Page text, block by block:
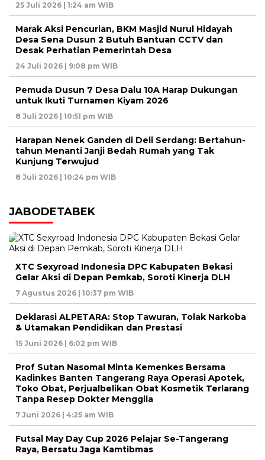
25 Juli 2026 | 1:24 am WIB
Marak Aksi Pencurian, BKM Masjid Nurul Hidayah
Desa Sena Dusun 2 Butuh Bantuan CCTV dan
Desak Perhatian Pemerintah Desa
24 Juli 2026 | 9:08 pm WIB
Pemuda Dusun 7 Desa Dalu 10A Harap Dukungan
untuk Ikuti Turnamen Kiyam 2026
8 Juli 2026 | 10:51 pm WIB
Harapan Nenek Ganden di Deli Serdang: Bertahun-
tahun Menanti Janji Bedah Rumah yang Tak
Kunjung Terwujud
8 Juli 2026 | 10:24 pm WIB
JABODETABEK
XTC Sexyroad Indonesia DPC Kabupaten Bekasi
Gelar Aksi di Depan Pemkab, Soroti Kinerja DLH
7 Agustus 2026 | 10:37 pm WIB
Deklarasi ALPETARA: Stop Tawuran, Tolak Narkoba
& Utamakan Pendidikan dan Prestasi
15 Juni 2026 | 6:02 pm WIB
Prof Sutan Nasomal Minta Kemenkes Bersama
Kadinkes Banten Tangerang Raya Operasi Apotek,
Toko Obat, Perjualbelikan Obat Kosmetik Terlarang
Tanpa Resep Dokter Menggila
7 Juni 2026 | 4:25 am WIB
Futsal May Day Cup 2026 Pelajar Se-Tangerang
Raya, Bersatu Jaga Kamtibmas